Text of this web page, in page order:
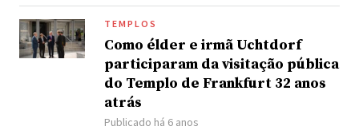
TEMPLOS
Como élder e irmã Uchtdorf
participaram da visitação pública
do Templo de Frankfurt 32 anos
atrás
Publicado há 6 anos